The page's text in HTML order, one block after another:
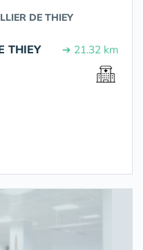
DE THIEY
THIEY ➔ 21.32 km